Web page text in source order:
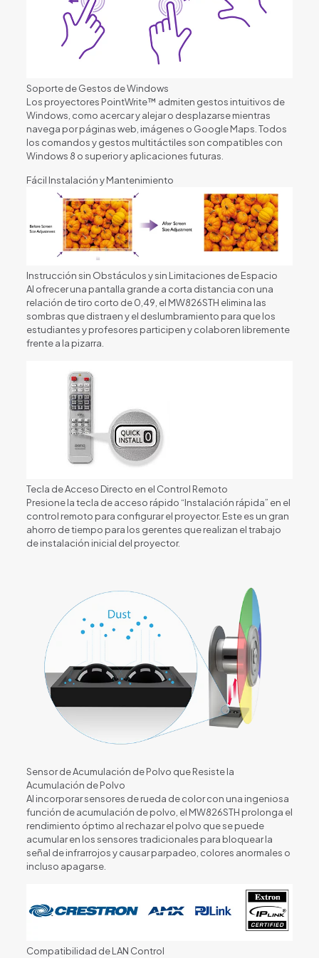
Soporte de Gestos de Windows
Los proyectores PointWrite™ admiten gestos intuitivos de
Windows, como acercar y alejar o desplazarse mientras
navega por páginas web, imágenes o Google Maps. Todos
los comandos y gestos multitáctiles son compatibles con
Windows 8 o superior y aplicaciones futuras.
Fácil Instalación y Mantenimiento
Instrucción sin Obstáculos y sin Limitaciones de Espacio
Al ofrecer una pantalla grande a corta distancia con una
relación de tiro corto de 0,49, el MW826STH elimina las
sombras que distraen y el deslumbramiento para que los
estudiantes y profesores participen y colaboren libremente
frente a la pizarra.
Tecla de Acceso Directo en el Control Remoto
Presione la tecla de acceso rápido “Instalación rápida” en el
control remoto para configurar el proyector. Este es un gran
ahorro de tiempo para los gerentes que realizan el trabajo
de instalación inicial del proyector.
Sensor de Acumulación de Polvo que Resiste la
Acumulación de Polvo
Al incorporar sensores de rueda de color con una ingeniosa
función de acumulación de polvo, el MW826STH prolonga el
rendimiento óptimo al rechazar el polvo que se puede
acumular en los sensores tradicionales para bloquear la
señal de infrarrojos y causar parpadeo, colores anormales o
incluso apagarse.
Compatibilidad de LAN Control